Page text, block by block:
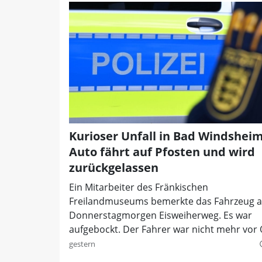
Kurioser Unfall in Bad
Auto fährt auf Pfosten und wird
zurückgelassen
Ein Mitarbeiter des Fränkischen
Freilandmuseums bemerkte das Fahrzeug
Donnerstagmorgen Eisweiherweg. Es war
aufgebockt. Der Fahrer war nicht mehr vor
gestern